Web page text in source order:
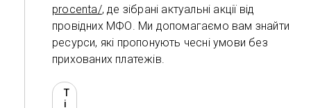
procenta/, де зібрані актуальні акції від
провідних МФО. Ми допомагаємо вам знайти
ресурси, які пропонують чесні умови без
прихованих платежів.
T
i